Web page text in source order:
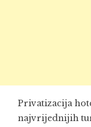
Privatizacija
najvrijednijih